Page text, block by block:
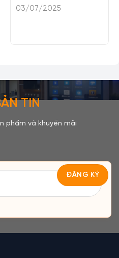
03/07/2025
TIN
phẩm và khuyến mãi